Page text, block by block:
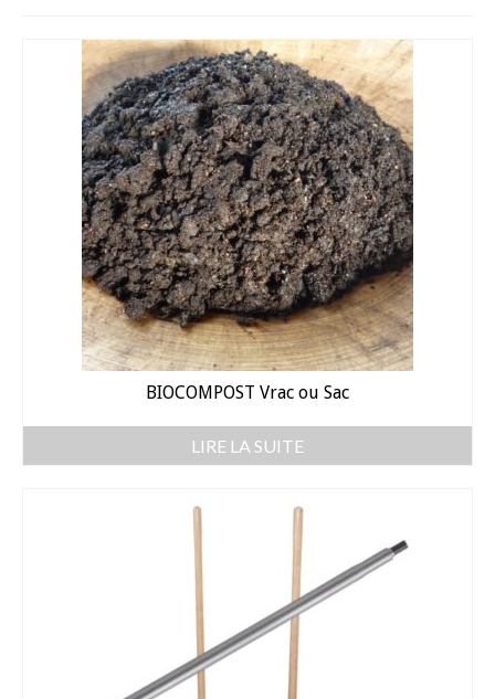
Fèves
Oignons – Ail – Echalotte
Graines en Sachets
Aromatiques
Bio
Fraicheurs d’Antan
Potagères
Salades
Tomates
Bulbes Automne
Jacinthes
BIOCOMPOST Vrac ou Sac
LIRE LA SUITE